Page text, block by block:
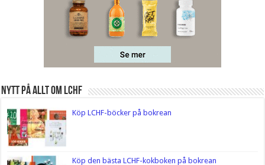
Nytt på Allt om LCHF
Köp LCHF-böcker på bokrean
Köp den bästa LCHF-kokboken på bokrean